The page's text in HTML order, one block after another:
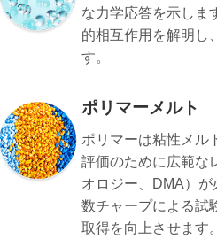
な力学応答を示しま
的相互作用を解明し
す。
ポリマーメルト
ポリマーは粘性メル
評価のために広範な
オロジー、DMA）
数チャープによる試
取得を向上させます